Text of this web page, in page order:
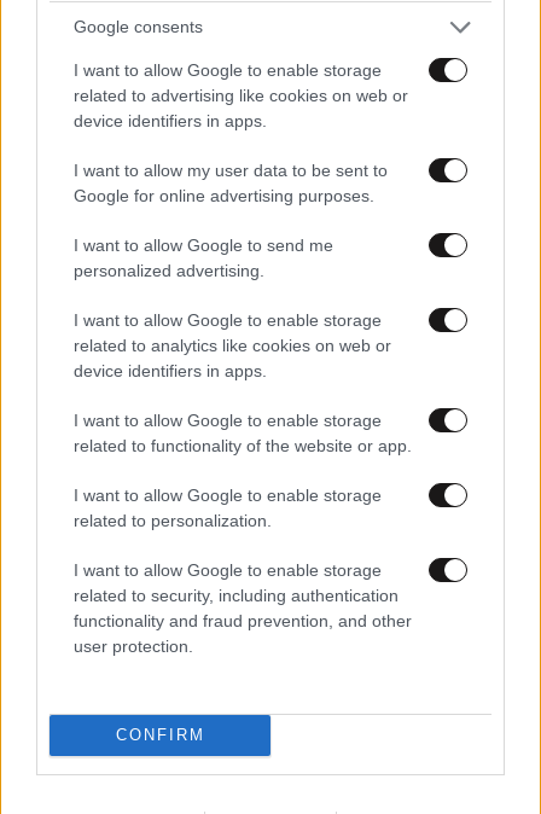
Google consents
I want to allow Google to enable storage
related to advertising like cookies on web or
device identifiers in apps.
I want to allow my user data to be sent to
Google for online advertising purposes.
I want to allow Google to send me
personalized advertising.
I want to allow Google to enable storage
related to analytics like cookies on web or
device identifiers in apps.
I want to allow Google to enable storage
related to functionality of the website or app.
I want to allow Google to enable storage
related to personalization.
I want to allow Google to enable storage
related to security, including authentication
functionality and fraud prevention, and other
user protection.
CONFIRM
2 ω. πριν
με τη συμπρωταγωνίστριά του – «Θα μπορούσε
να είναι εγγονή του»
ΕΛΛΑΔΑ1 ω. πριν